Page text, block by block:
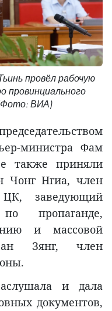
провёл рабочую
провинциального
ВИА)
министра Фам
также приняли
Чонг Нгиа, член
ЦК, заведующий
пропаганде,
и массовой
Зянг, член
и дала
документов,